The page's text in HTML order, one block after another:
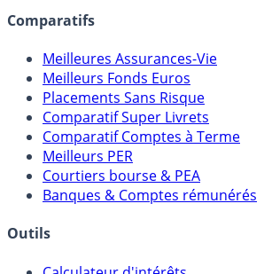
Meilleures Assurances-Vie
Meilleurs Fonds Euros
Placements Sans Risque
Comparatif Super Livrets
Comparatif Comptes à Terme
Meilleurs PER
Courtiers bourse & PEA